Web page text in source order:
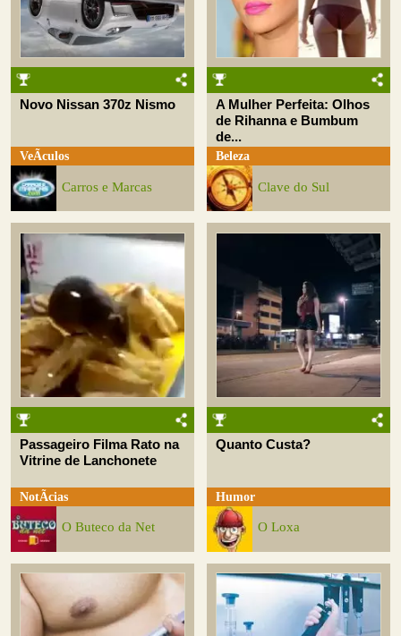
Novo Nissan 370z Nismo
VeÃ­culos
Carros e Marcas
A Mulher Perfeita: Olhos
de Rihanna e Bumbum
de...
Beleza
Clave do Sul
Passageiro Filma Rato na
Vitrine de Lanchonete
NotÃ­cias
O Buteco da Net
Quanto Custa?
Humor
O Loxa